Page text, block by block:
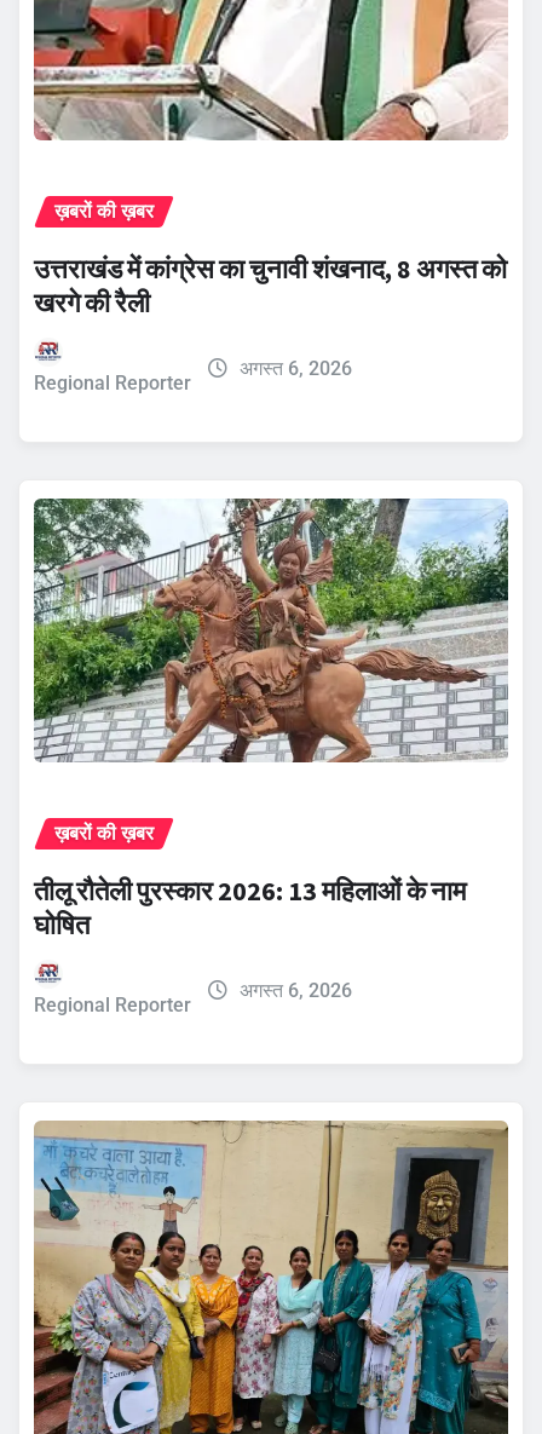
ख़बरों की ख़बर
उत्तराखंड में कांग्रेस का चुनावी शंखनाद, 8 अगस्त को
खरगे की रैली
Regional Reporter
अगस्त 6, 2026
ख़बरों की ख़बर
तीलू रौतेली पुरस्कार 2026: 13 महिलाओं के नाम
घोषित
Regional Reporter
अगस्त 6, 2026